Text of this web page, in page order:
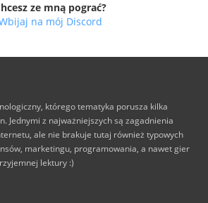
ze mną pograć?
na mój Discord
którego tematyka porusza kilka
Jednymi z najważniejszych są zagadnienia
ale nie brakuje tutaj również typowych
marketingu, programowania, a nawet gier
lektury :)